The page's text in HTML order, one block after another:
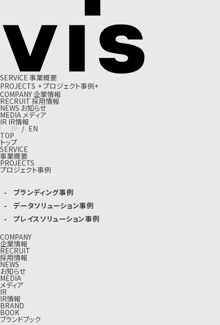
SERVICE 事業概要
PROJECTS +プロジェクト事例+
COMPANY企業情報
RECRUIT 採用情報
NEWS お知らせ
MEDIA メディア
IR IR情報
JP / EN
TOP
トップ
SERVICE
事業概要
PROJECTS
プロジェクト事例
ブランディング事例
データソリューション事例
プレイスソリューション事例
COMPANY
企業情報
RECRUIT
採用情報
NEWS
お知らせ
MEDIA
メディア
IR
IR情報
BRAND
BOOK
ブランドブック